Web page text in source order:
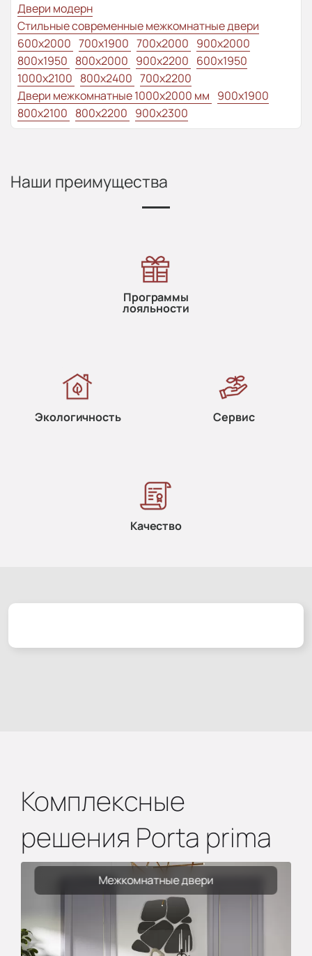
Двери модерн
Стильные современные межкомнатные двери
600x2000 700x1900 700x2000 900x2000
800х1950 800x2000 900x2200 600x1950
1000x2100 800x2400 700x2200
Двери межкомнатные 1000х2000 мм 900x1900
800x2100 800x2200 900x2300
Наши преимущества
Программы
лояльности
Экологичность Сервис
Качество
Комплексные
решения Porta prima
Межкомнатные двери